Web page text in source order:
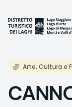
contenu
principal
Arte, Cultura e